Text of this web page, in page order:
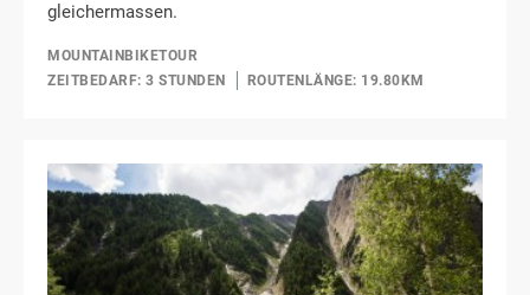
gleichermassen.
MOUNTAINBIKETOUR
ZEITBEDARF: 3 STUNDEN
ROUTENLÄNGE: 19.80KM